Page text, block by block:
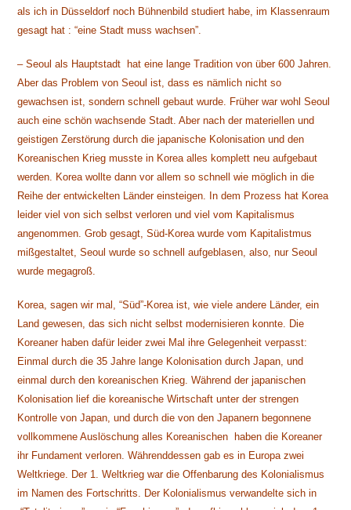
als ich in Düsseldorf noch Bühnenbild studiert habe, im Klassenraum
gesagt hat : “eine Stadt muss wachsen”.
– Seoul als Hauptstadt hat eine lange Tradition von über 600 Jahren.
Aber das Problem von Seoul ist, dass es nämlich nicht so
gewachsen ist, sondern schnell gebaut wurde. Früher war wohl Seoul
auch eine schön wachsende Stadt. Aber nach der materiellen und
geistigen Zerstörung durch die japanische Kolonisation und den
Koreanischen Krieg musste in Korea alles komplett neu aufgebaut
werden. Korea wollte dann vor allem so schnell wie möglich in die
Reihe der entwickelten Länder einsteigen. In dem Prozess hat Korea
leider viel von sich selbst verloren und viel vom Kapitalismus
angenommen. Grob gesagt, Süd-Korea wurde vom Kapitalistmus
mißgestaltet, Seoul wurde so schnell aufgeblasen, also, nur Seoul
wurde megagroß.
Korea, sagen wir mal, “Süd”-Korea ist, wie viele andere Länder, ein
Land gewesen, das sich nicht selbst modernisieren konnte. Die
Koreaner haben dafür leider zwei Mal ihre Gelegenheit verpasst:
Einmal durch die 35 Jahre lange Kolonisation durch Japan, und
einmal durch den koreanischen Krieg. Während der japanischen
Kolonisation lief die koreanische Wirtschaft unter der strengen
Kontrolle von Japan, und durch die von den Japanern begonnene
vollkommene Auslöschung alles Koreanischen haben die Koreaner
ihr Fundament verloren. Währenddessen gab es in Europa zwei
Weltkriege. Der 1. Weltkrieg war die Offenbarung des Kolonialismus
im Namen des Fortschritts. Der Kolonialismus verwandelte sich in